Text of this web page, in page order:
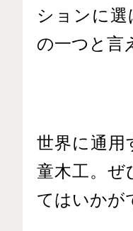
ションに
の一つと言
世界に通用
童木工。ぜ
てはいかが